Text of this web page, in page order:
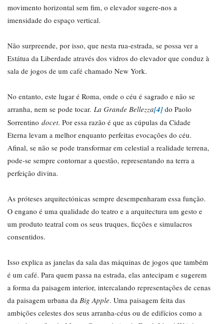
movimento horizontal sem fim, o elevador sugere-nos a
imensidade do espaço vertical.
Não surpreende, por isso, que nesta rua-estrada, se possa ver a
Estátua da Liberdade através dos vidros do elevador que conduz à
sala de jogos de um café chamado New York.
No entanto, este lugar é Roma, onde o céu é sagrado e não se
arranha, nem se pode tocar. La Grande Bellezza[4] do Paolo
Sorrentino docet. Por essa razão é que as cúpulas da Cidade
Eterna levam a melhor enquanto perfeitas evocações do céu.
Afinal, se não se pode transformar em celestial a realidade terrena,
pode-se sempre contornar a questão, representando na terra a
perfeição divina.
As próteses arquitectónicas sempre desempenharam essa função.
O engano é uma qualidade do teatro e a arquitectura um gesto e
um produto teatral com os seus truques, ficções e simulacros
consentidos.
Isso explica as janelas da sala das máquinas de jogos que também
é um café. Para quem passa na estrada, elas antecipam e sugerem
a forma da paisagem interior, intercalando representações de cenas
da paisagem urbana da Big Apple. Uma paisagem feita das
ambições celestes dos seus arranha-céus ou de edifícios como a